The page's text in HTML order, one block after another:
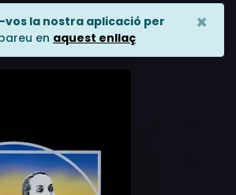
la nostra aplicació per
en aquest enllaç
×